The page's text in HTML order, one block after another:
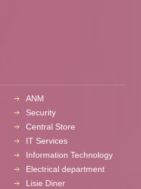
ANM
Security
Central Store
IT Services
Information Technology
Electrical department
Lisie Diner